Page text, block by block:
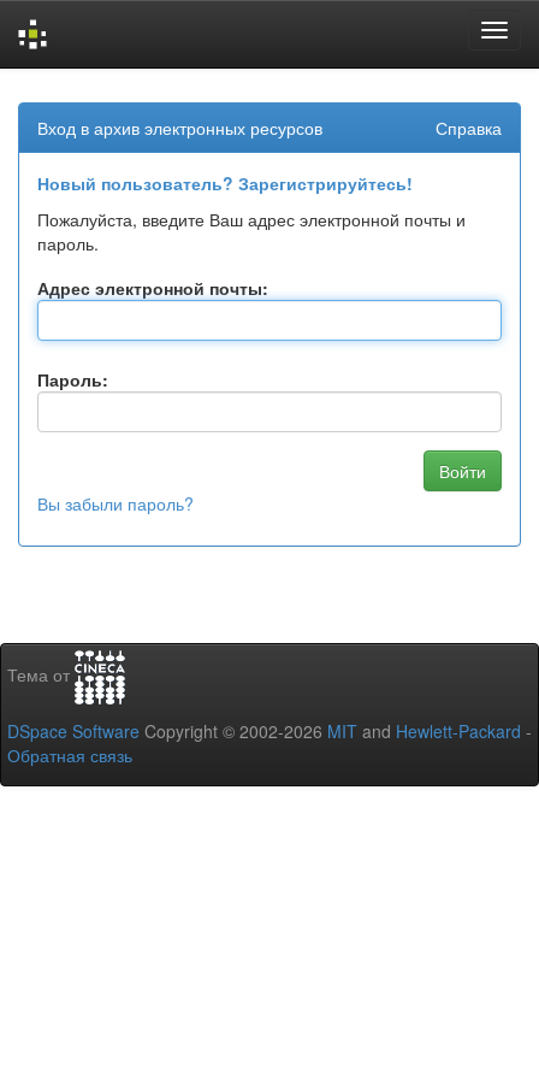
navigation
Вход в архив электронных ресурсов Справка
Новый пользователь? Зарегистрируйтесь!
Пожалуйста, введите Ваш адрес электронной почты и
пароль.
Адрес электронной почты:
Пароль:
Вы забыли пароль?
Тема от
DSpace Software Copyright © 2002-2026 MIT and Hewlett-Packard -
Обратная связь